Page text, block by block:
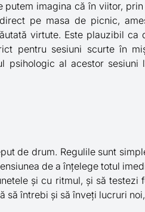
imagina că în viitor,
pe masa de picnic,
virtute. Este plauzibil ca
pentru sesiuni scurte în
al acestor sesiuni
de drum. Regulile sunt
de a înțelege totul
și cu ritmul, și să testezi
întrebi și să înveți lucruri